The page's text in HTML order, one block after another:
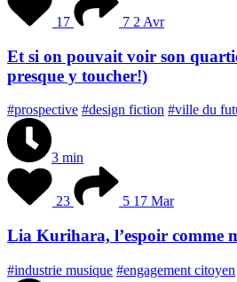
17 7 2 Avr
Et si on pouvait voir son
presque y toucher!)
#prospective #design fiction #ville du
3 min
23 5 17 Mar
Lia Kurihara, l’espoir comme
#industrie musique #engagement citoyen